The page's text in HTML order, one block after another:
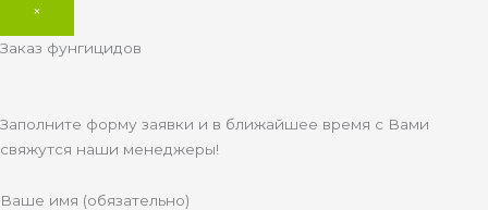
×
Заказ фунгицидов
Заполните форму заявки и в ближайшее время с Вами
свяжутся наши менеджеры!
Ваше имя (обязательно)